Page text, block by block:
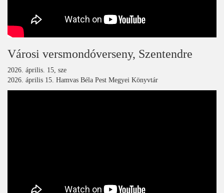
Városi versmondóverseny, Szentendre
2026. április. 15, sze
2026. április 15. Hamvas Béla Pest Megyei Könyvtár